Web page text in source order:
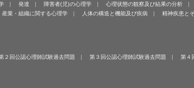
発達 障害者(児)の心理学 心理状態の観察及び結果の分析
産業・組織に関する心理学 人体の構造と機能及び疾病 精神疾患と
２回公認心理師試験過去問題 第３回公認心理師試験過去問題 第４